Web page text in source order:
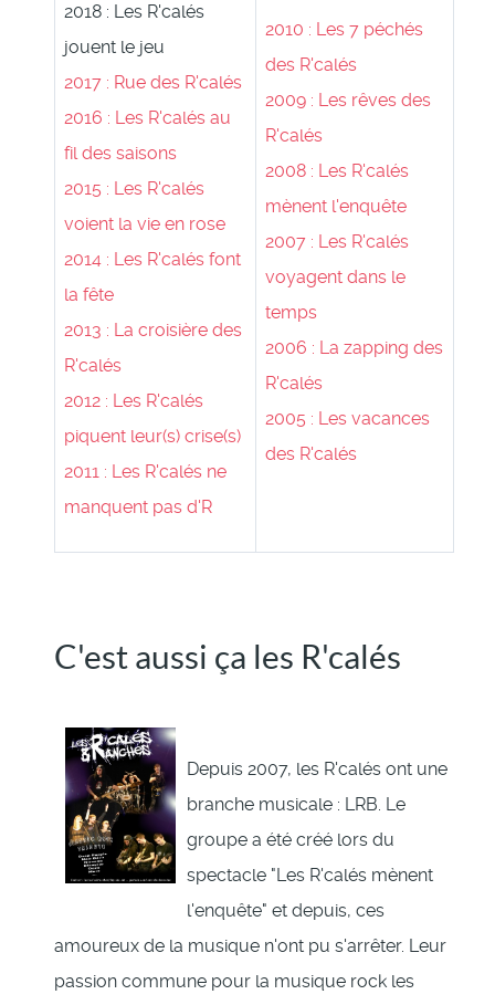
2018 : Les R'calés
jouent le jeu
2017 : Rue des R'calés
2016 : Les R'calés au
fil des saisons
2015 : Les R'calés
voient la vie en rose
2014 : Les R'calés font
la fête
2013 : La croisière des
R'calés
2012 : Les R'calés
piquent leur(s) crise(s)
2011 : Les R'calés ne
manquent pas d'R
2010 : Les 7 péchés
des R'calés
2009 : Les rêves des
R'calés
2008 : Les R'calés
mènent l'enquête
2007 : Les R'calés
voyagent dans le
temps
2006 : La zapping des
R'calés
2005 : Les vacances
des R'calés
C'est aussi ça les R'calés
Depuis 2007, les R'calés ont une
branche musicale : LRB. Le
groupe a été créé lors du
spectacle "Les R'calés mènent
l'enquête" et depuis, ces
amoureux de la musique n'ont pu s'arrêter. Leur
passion commune pour la musique rock les